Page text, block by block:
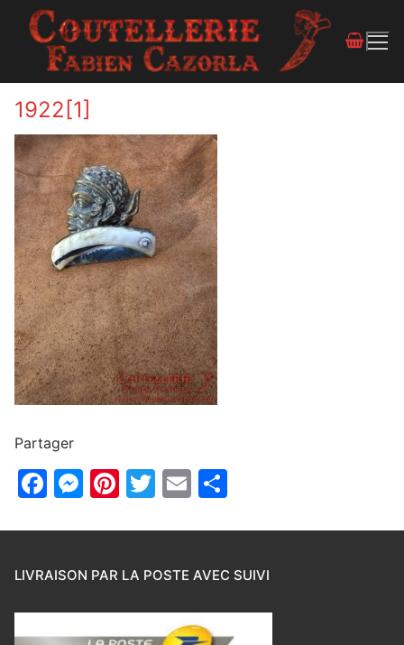
1922[1]
Partager
Facebook
Messenger
Pinterest
Twitter
Email
LIVRAISON PAR LA POSTE AVEC SUIVI